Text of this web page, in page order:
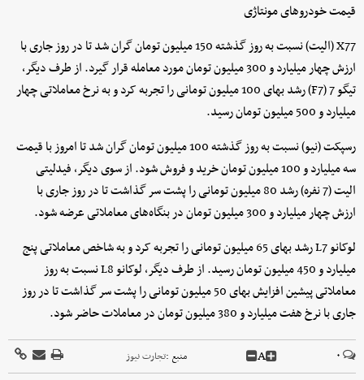
قیمت خودروهای مونتاژی
X77 (الیت) نسبت به روز گذشته 150 میلیون تومان گران شد تا در روز جاری با
ارزش چهار میلیارد و 300 میلیون تومان مورد معامله قرار گیرد. از طرف دیگر،
تیگو 7 (F7) رشد بهای 100 میلیون تومانی را تجربه کرد و به نرخ معاملاتی چهار
میلیارد و 500 میلیون تومان رسید.
رسپکت (نیو) نسبت به روز گذشته 100 میلیون تومان گران شد تا امروز با قیمت
سه میلیارد و 100 میلیون تومان خرید و فروش شود. از سوی دیگر، فیدلیتی
الیت (7 نفره) رشد 80 میلیون تومانی را پشت سر گذاشت تا در روز جاری با
ارزش چهار میلیارد و 300 میلیون تومان در بنگاه‌های معاملاتی عرضه شود.
لوکانو L7 رشد بهای 65 میلیون تومانی را تجربه کرد و به شاخص معاملاتی پنج
میلیارد و 450 میلیون تومان رسید. از طرف دیگر، لوکانو L8 نسبت به روز
معاملاتی پیشین افزایش بهای 50 میلیون تومانی را پشت سر گذاشت تا در روز
جاری با نرخ هفت میلیارد و 380 میلیون تومان در معاملات حاضر شود.
۰ A منبع :تجارت نیوز